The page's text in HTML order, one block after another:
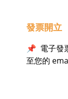
發票開立
📌 電子發
至您的